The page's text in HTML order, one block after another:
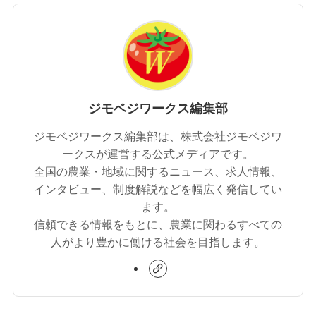
ジモベジワークス編集部
ジモベジワークス編集部は、株式会社ジモベジワ
ークスが運営する公式メディアです。
全国の農業・地域に関するニュース、求人情報、
インタビュー、制度解説などを幅広く発信してい
ます。
信頼できる情報をもとに、農業に関わるすべての
人がより豊かに働ける社会を目指します。